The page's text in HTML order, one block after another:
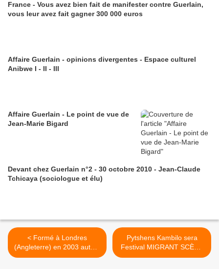
France - Vous avez bien fait de manifester contre Guerlain,
vous leur avez fait gagner 300 000 euros
Affaire Guerlain - opinions divergentes - Espace culturel
Anibwe I - II - III
Affaire Guerlain - Le point de vue de
Jean-Marie Bigard
Devant chez Guerlain n°2 - 30 octobre 2010 - Jean-Claude
Tchicaya (sociologue et élu)
< Formé à Londres
(Angleterre) en 2003 autour
de Shingai Shoniwa (chant,
Pytshens Kambilo sera
Festival MIGRANT SCÈNE
au Divan du Monde >